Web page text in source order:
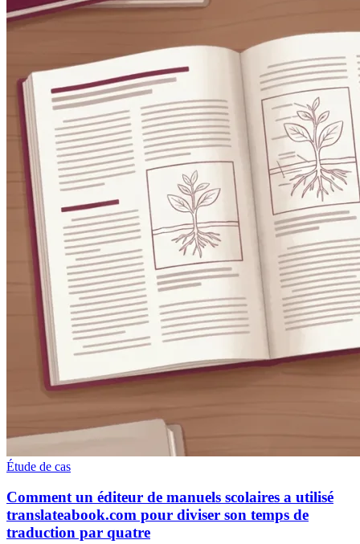
Étude de cas
Comment un éditeur de manuels scolaires a utilisé
translateabook.com pour diviser son temps de
traduction par quatre